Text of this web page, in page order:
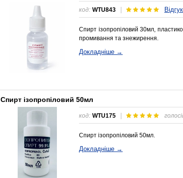
код: WTU843
Спирт ізопропіловий 30мл,
промивання та знежирення.
Докладніше →
Спирт ізопропіловий 50мл
код: WTU175
Спирт ізопропіловий 50мл.
Докладніше →